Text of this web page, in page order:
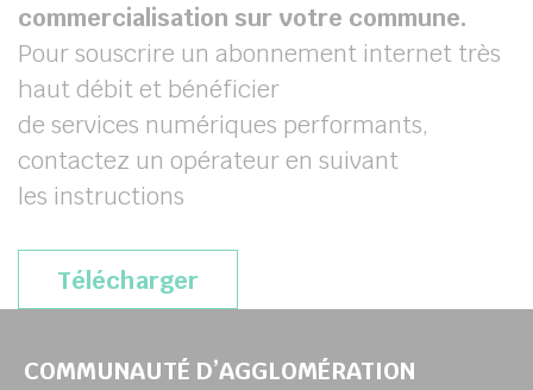
commercialisation sur votre commune.
Pour souscrire un abonnement internet très
haut débit et bénéficier
de services numériques performants,
contactez un opérateur en suivant
les instructions
Télécharger
COMMUNAUTÉ D’AGGLOMÉRATION